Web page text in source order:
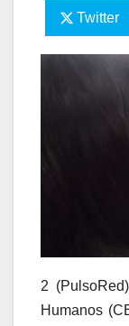
Twitter
2
Humanos